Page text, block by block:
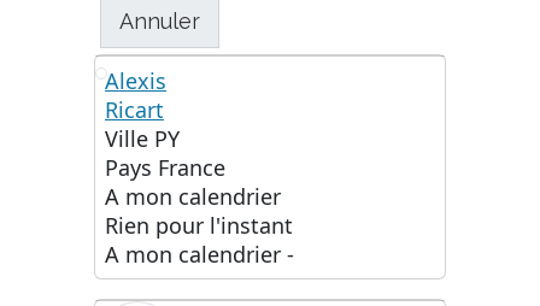
AR
Alexis
Ricart
Ville PY
Pays France
A mon calendrier
Rien pour l'instant
A mon calendrier -